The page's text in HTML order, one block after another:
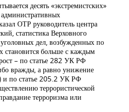
десять «экстремистских»
административных
ОТР руководитель центра
статистика Верховного
уголовных дел, возбужденных по
становится больше с каждым
– по статье 282 УК РФ
вражды, а равно унижение
и по статье 205.2 УК РФ
террористической
терроризма или